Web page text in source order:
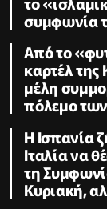
συμφωνία
Από το
καρτέλ της
μέλη
πόλεμο
Η Ισπανία
Ιταλία να
τη
Κυριακή,